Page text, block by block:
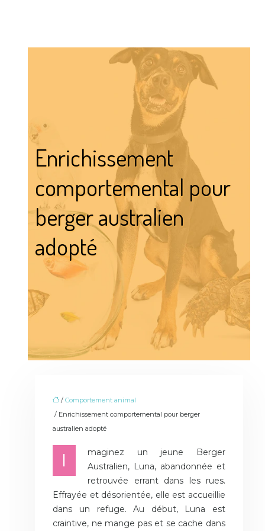
Enrichissement
comportemental pour
berger australien
adopté
/Comportement animal
/ Enrichissement comportemental pour berger
australien adopté
I
maginez un jeune Berger
Australien, Luna, abandonnée et
retrouvée errant dans les rues.
Effrayée et désorientée, elle est accueillie
dans un refuge. Au début, Luna est
craintive, ne mange pas et se cache dans